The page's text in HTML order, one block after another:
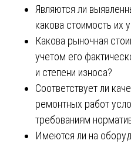
Являются ли
какова стоимость их
Какова рыночная
учетом его
и степени износа?
Соответствует ли
ремонтных работ
требованиям
Имеются ли на